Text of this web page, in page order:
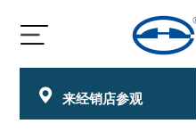
来经销店参观